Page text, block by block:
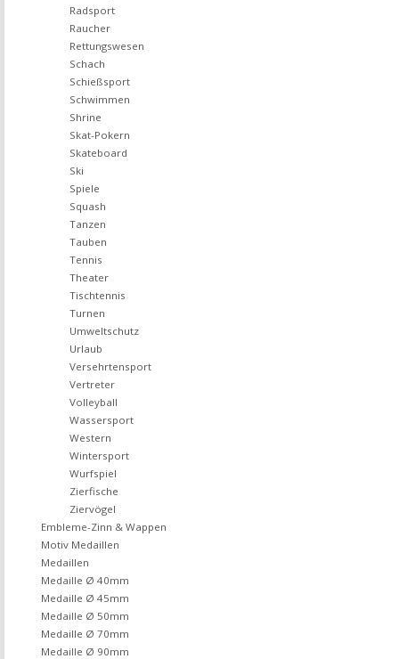
Radsport
Raucher
Rettungswesen
Schach
Schießsport
Schwimmen
Shrine
Skat-Pokern
Skateboard
Ski
Spiele
Squash
Tanzen
Tauben
Tennis
Theater
Tischtennis
Turnen
Umweltschutz
Urlaub
Versehrtensport
Vertreter
Volleyball
Wassersport
Western
Wintersport
Wurfspiel
Zierfische
Ziervögel
Embleme-Zinn & Wappen
Motiv Medaillen
Medaillen
Medaille Ø 40mm
Medaille Ø 45mm
Medaille Ø 50mm
Medaille Ø 70mm
Medaille Ø 90mm